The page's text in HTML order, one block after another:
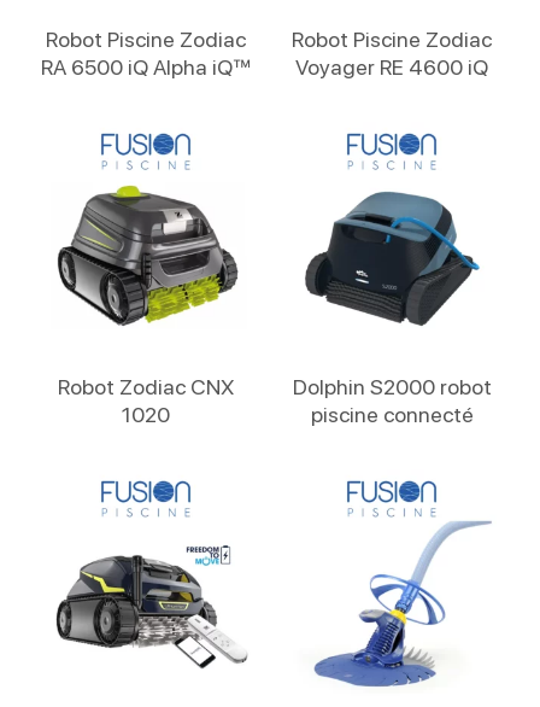
Robot Piscine Zodiac
RA 6500 iQ Alpha iQ™
Robot Piscine Zodiac
Voyager RE 4600 iQ
Robot Zodiac CNX
1020
Dolphin S2000 robot
piscine connecté